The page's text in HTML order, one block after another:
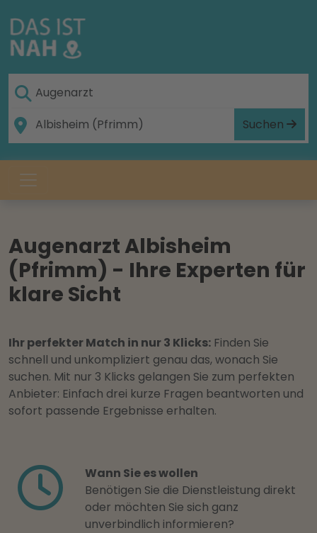
Suchen
Augenarzt Albisheim
(Pfrimm) - Ihre Experten für
klare Sicht
Ihr perfekter Match in nur 3 Klicks: Finden Sie
schnell und unkompliziert genau das, wonach Sie
suchen. Mit nur 3 Klicks gelangen Sie zum perfekten
Anbieter: Einfach drei kurze Fragen beantworten und
sofort passende Ergebnisse erhalten.
Wann Sie es wollen
Benötigen Sie die Dienstleistung direkt
oder möchten Sie sich ganz
unverbindlich informieren?